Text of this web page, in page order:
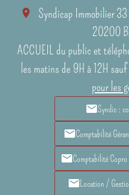
Syndicap Immobilier33
20200
ACCUEIL du public et
les matins de 9H à 12H
pour les
Syndic :
Comptabilité
Comptabilité
Location /